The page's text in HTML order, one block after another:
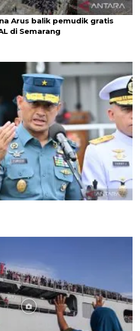
Arus balik pemudik gratis
di Semarang
AL, KRI Prabu Siliwangi-321